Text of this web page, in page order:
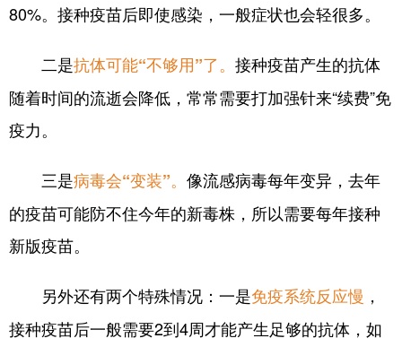
80%。接种疫苗后即使感染，一般症状也会轻很多。
二是抗体可能“不够用”了。 接种疫苗产生的抗体
随着时间的流逝会降低，常常需要打加强针来“续费”免
疫力。
三是病毒会“变装”。 像流感病毒每年变异，去年
的疫苗可能防不住今年的新毒株，所以需要每年接种
新版疫苗。
另外还有两个特殊情况：一是免疫系统反应慢 ，
接种疫苗后一般需要2到4周才能产生足够的抗体，如